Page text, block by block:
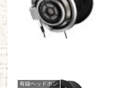
有線ヘッドホン